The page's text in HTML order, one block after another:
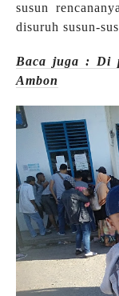
susun
disuruh susun-
Baca juga : Di
Ambon